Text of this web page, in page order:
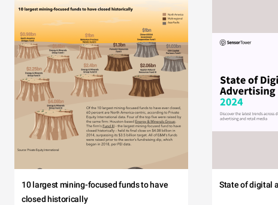
10 largest mining-focused funds to have
closed historically
State of digital